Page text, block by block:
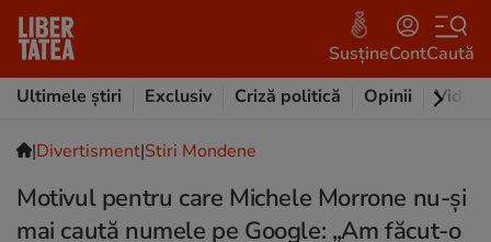
SusțineContCaută
Ultimele știri
Exclusiv Criză politică Opinii Video
|Divertisment|Stiri Mondene
Motivul pentru care Michele Morrone nu-și
mai caută numele pe Google: „Am făcut-o